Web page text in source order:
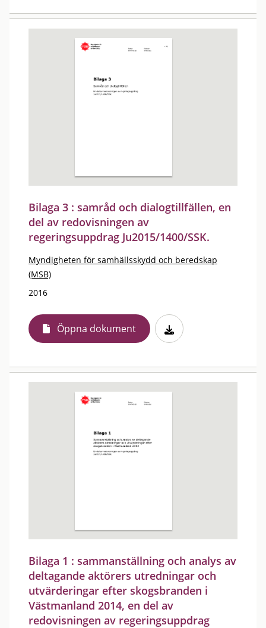
Bilaga 3 : samråd och dialogtillfällen, en
del av redovisningen av
regeringsuppdrag Ju2015/1400/SSK.
Myndigheten för samhällsskydd och beredskap
(MSB)
2016
Öppna dokument
Bilaga 1 : sammanställning och analys av
deltagande aktörers utredningar och
utvärderingar efter skogsbranden i
Västmanland 2014, en del av
redovisningen av regeringsuppdrag